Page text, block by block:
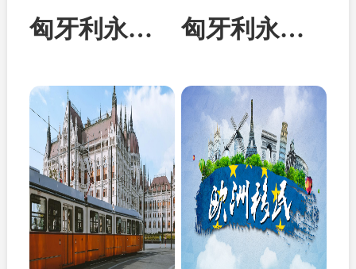
匈牙利永居卡家属团聚居留卡成功案例 匈牙利永居卡到期续签：换发10年新卡